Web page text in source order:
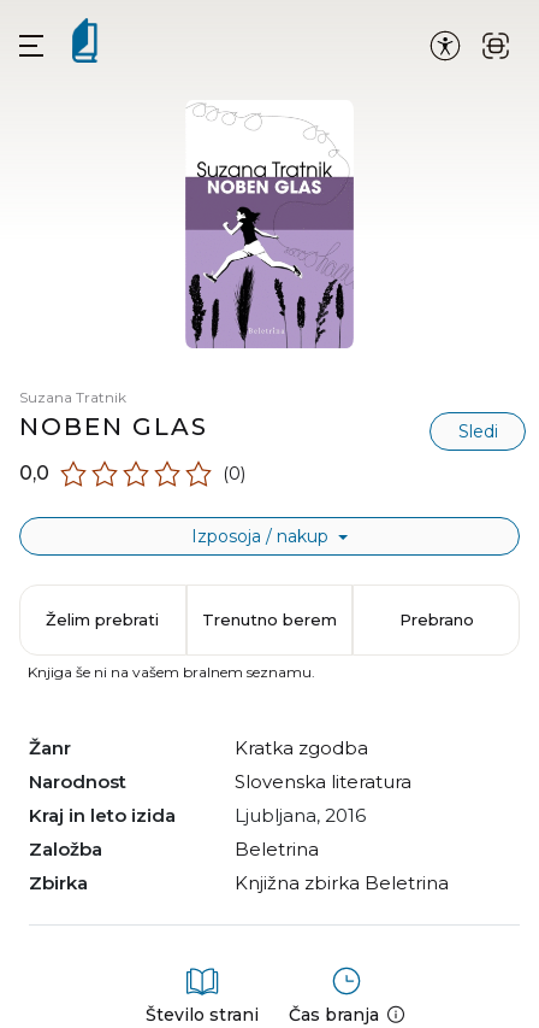
Suzana Tratnik
NOBEN GLAS Sledi
0,0 (0)
Izposoja / nakup
Žanr
kratka zgodba
Narodnost
slovenska literatura
Kraj in leto izida
Ljubljana, 2016
Založba
Beletrina
Zbirka
Knjižna zbirka Beletrina
Število strani
Čas branja
Želim prebrati Trenutno berem Prebrano
Knjiga še ni na vašem bralnem seznamu.